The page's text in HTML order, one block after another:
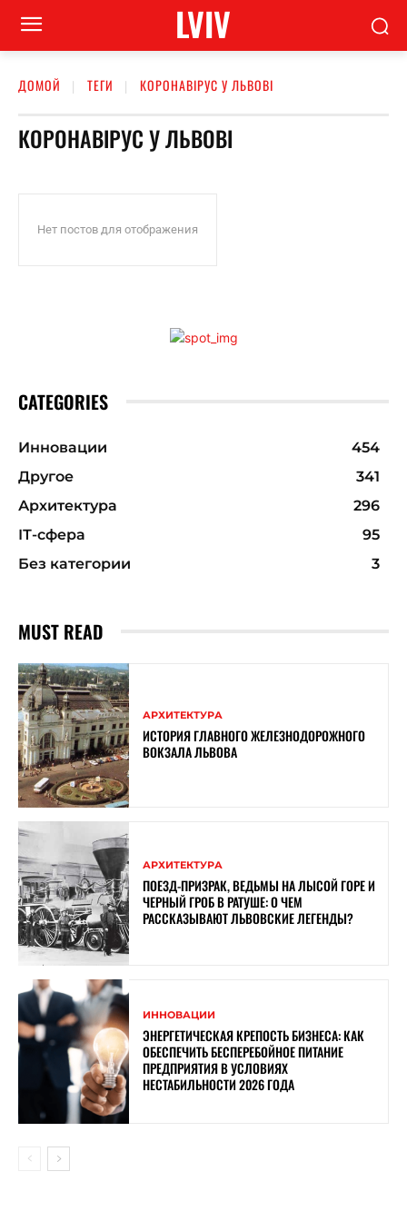
LVIV
ДОМОЙ ТЕГИ КОРОНАВІРУС У ЛЬВОВІ
КОРОНАВІРУС У ЛЬВОВІ
Нет постов для отображения
CATEGORIES
Инновации
454
Другое
341
Архитектура
296
ІТ-сфера
95
Без категории
3
MUST READ
АРХИТЕКТУРА
ИСТОРИЯ ГЛАВНОГО ЖЕЛЕЗНОДОРОЖНОГО
ВОКЗАЛА ЛЬВОВА
АРХИТЕКТУРА
ПОЕЗД-ПРИЗРАК, ВЕДЬМЫ НА ЛЫСОЙ ГОРЕ И
ЧЕРНЫЙ ГРОБ В РАТУШЕ: О ЧЕМ
РАССКАЗЫВАЮТ ЛЬВОВСКИЕ ЛЕГЕНДЫ?
ИННОВАЦИИ
ЭНЕРГЕТИЧЕСКАЯ КРЕПОСТЬ БИЗНЕСА: КАК
ОБЕСПЕЧИТЬ БЕСПЕРЕБОЙНОЕ ПИТАНИЕ
ПРЕДПРИЯТИЯ В УСЛОВИЯХ
НЕСТАБИЛЬНОСТИ 2026 ГОДА